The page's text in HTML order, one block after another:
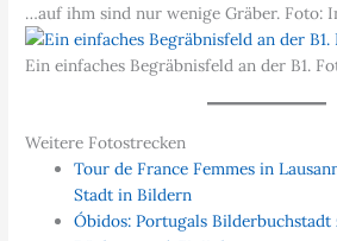
…auf ihm sind nur wenige Gräber. Foto:
Ein einfaches Begräbnisfeld an der B1.
Weitere Fotostrecken
Tour de France Femmes in
Stadt in Bildern
Óbidos: Portugals Bilderbuchstadt